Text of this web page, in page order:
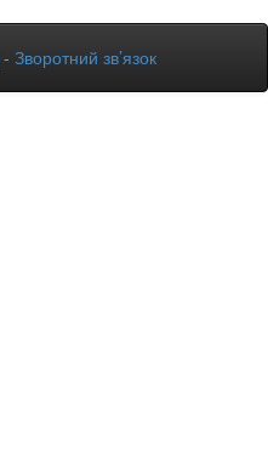
- Зворотний зв’язок